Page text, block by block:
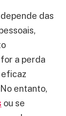
das
a perda
eficaz
entanto,
ou se